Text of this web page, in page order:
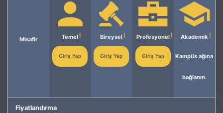
Misafir Temel
Giriş Yap
Bireysel
Giriş Yap
Profesyonel
Giriş Yap
Akademik
Kampüs ağına
bağlanın.
Fiyatlandırma